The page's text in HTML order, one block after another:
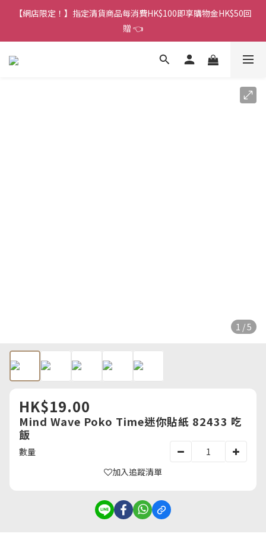
香港訂單金額滿HK$150包平郵｜滿HK$299包易寄取｜滿HK$499
包順豐／京東
【網店限定！】指定清貨商品每消費HK$100即享購物金HK$50回
贈 👈
香港訂單金額滿HK$150包平郵｜滿HK$299包易寄取｜滿HK$499
1 / 5
HK$19.00
Mind Wave Poko Time迷你貼紙 82433 吃
飯
數量
加入追蹤清單